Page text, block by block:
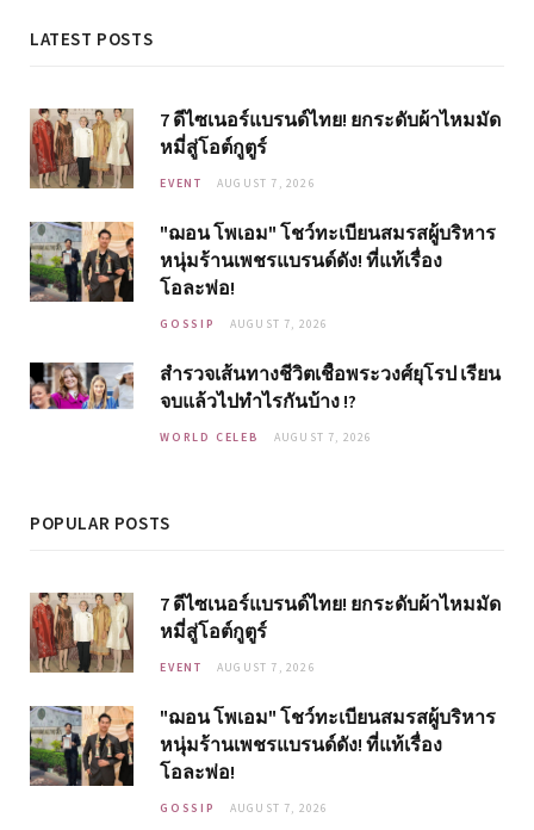
LATEST POSTS
7 ดีไซเนอร์แบรนด์ไทย! ยกระดับผ้าไหมมัด
หมี่สู่โอต์กูตูร์
EVENT AUGUST 7, 2026
"ฌอน โพเอม" โชว์ทะเบียนสมรสผู้บริหาร
หนุ่มร้านเพชรแบรนด์ดัง! ที่แท้เรื่อง
โอละพ่อ!
GOSSIP AUGUST 7, 2026
สำรวจเส้นทางชีวิตเชื้อพระวงศ์ยุโรป เรียน
จบแล้วไปทำไรกันบ้าง !?
WORLD CELEB AUGUST 7, 2026
POPULAR POSTS
7 ดีไซเนอร์แบรนด์ไทย! ยกระดับผ้าไหมมัด
หมี่สู่โอต์กูตูร์
EVENT AUGUST 7, 2026
"ฌอน โพเอม" โชว์ทะเบียนสมรสผู้บริหาร
หนุ่มร้านเพชรแบรนด์ดัง! ที่แท้เรื่อง
โอละพ่อ!
GOSSIP AUGUST 7, 2026